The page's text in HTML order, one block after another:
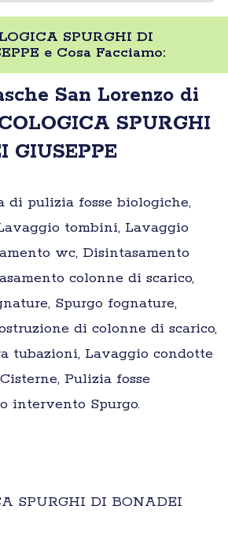
SPURGHI DI
e Cosa Facciamo:
San Lorenzo di
SPURGHI
GIUSEPPE
di pulizia fosse biologiche,
tombini, Lavaggio
wc, Disintasamento
colonne di scarico,
Spurgo fognature,
di colonne di scarico,
tubazioni, Lavaggio condotte
Pulizia fosse
intervento Spurgo.
SPURGHI DI BONADEI